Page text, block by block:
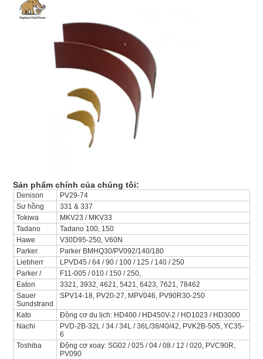
Sản phẩm chính của chúng tôi:
Denison
PV29-74
Sư hồng
331 & 337
Tokiwa
MKV23 / MKV33
Tadano
Tadano 100, 150
Hawe
V30D95-250, V60N
Parker.
Parker BMHQ30/PV092/140/180
Liebherr
LPVD45 / 64 / 90 / 100 / 125 / 140 / 250
Parker /
F11-005 / 010 / 150 / 250,
Eaton
3321, 3932, 4621, 5421, 6423, 7621, 78462
Sauer
Sundstrand
SPV14-18, PV20-27, MPV046, PV90R30-250
Kato
Động cơ du lịch: HD400 / HD450V-2 / HD1023 / HD3000
Nachi
PVD-2B-32L / 34 / 34L / 36L/38/40/42, PVK2B-505, YC35-
6
Toshiba
Động cơ xoay: SG02 / 025 / 04 / 08 / 12 / 020, PVC90R,
PV090